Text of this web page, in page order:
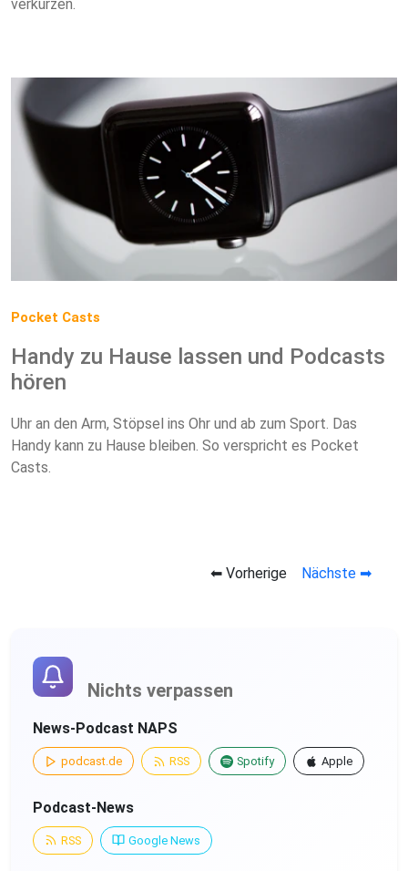
verkürzen.
Pocket Casts
Handy zu Hause lassen und Podcasts
hören
Uhr an den Arm, Stöpsel ins Ohr und ab zum Sport. Das
Handy kann zu Hause bleiben. So verspricht es Pocket
Casts.
⬅ Vorherige Nächste ➡
Nichts verpassen
News-Podcast NAPS
podcast.de RSS Spotify Apple
Podcast-News
RSS Google News